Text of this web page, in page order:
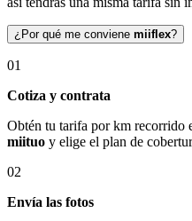
¿Por qué me conviene miiflex?
01
Cotiza y contrata
Obtén tu tarifa por km recorrido
miituo y elige el plan de
02
Envía las fotos